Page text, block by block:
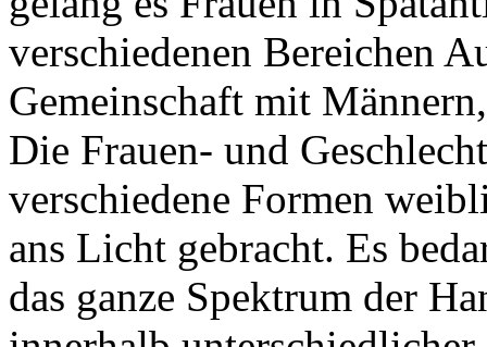
verschiedenen Bereichen
Gemeinschaft mit
Die Frauen- und
verschiedene Formen
ans Licht gebracht. Es
das ganze Spektrum der